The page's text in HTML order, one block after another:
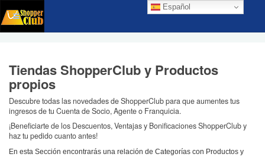
Español
Tiendas ShopperClub y Productos
propios
Descubre todas las novedades de ShopperClub para que aumentes tus
ingresos de tu Cuenta de Socio, Agente o Franquicia.
¡Beneficiarte de los Descuentos, Ventajas y Bonificaciones ShopperClub y
haz tu pedido cuanto antes!
En esta Sección encontrarás una relación de Categorías con Productos y